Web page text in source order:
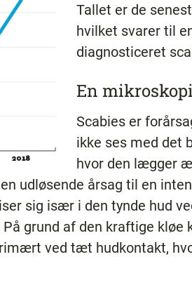
Tallet er de
hvilket svarer til
diagnosticeret
En
Scabies er
ikke ses med det
hvor den lægger
udløsende årsag til en
sig især i den tynde hud
grund af den kraftige
ved tæt hudkontakt,